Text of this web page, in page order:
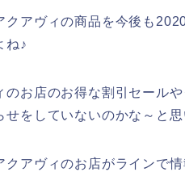
クアヴィの商品を今後も
ね♪
のお店のお得な割引セール
をしていないのかな～と思
クアヴィのお店がラインで